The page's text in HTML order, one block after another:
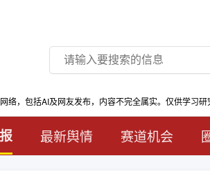
络，包括AI及网友发布，内容不完全属实。仅供学习
最新舆情 赛道机会